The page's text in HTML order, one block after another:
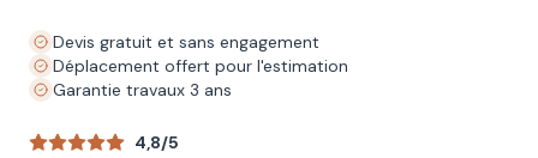
Devis gratuit et sans engagement
Déplacement offert pour l'estimation
Garantie travaux 3 ans
4,8/5